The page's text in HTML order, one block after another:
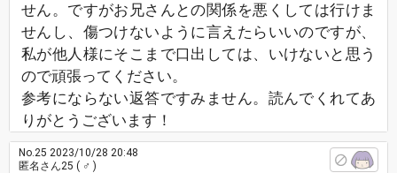
せん。ですがお兄さんとの関係を悪くしては行けま
せんし、傷つけないように言えたらいいのですが、
私が他人様にそこまで口出しては、いけないと思う
ので頑張ってください。
参考にならない返答ですみません。読んでくれてあ
りがとうございます！
No.25 2023/10/28 20:48
匿名さん25 ( ♂ )